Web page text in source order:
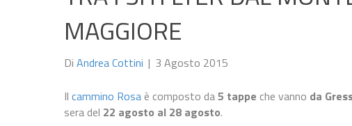
MAGGIORE
Di Andrea Cottini | 3 Agosto 2015
Il cammino Rosa è composto da5 tappe che vanno da
sera del 22 agosto al 28 agosto.